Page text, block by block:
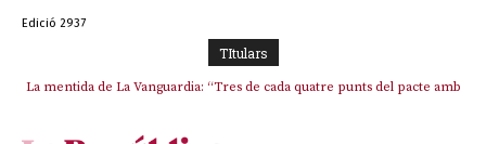
Edició 2937
TItulars
La mentida de La Vanguardia: “Tres de cada quatre punts del pacte amb
La covardia de l’independentisme català frena la caiguda de l’Estat a